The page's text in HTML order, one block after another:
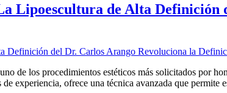
Lipoescultura de Alta
de los procedimientos estéticos más solicitados por
experiencia, ofrece una técnica avanzada que